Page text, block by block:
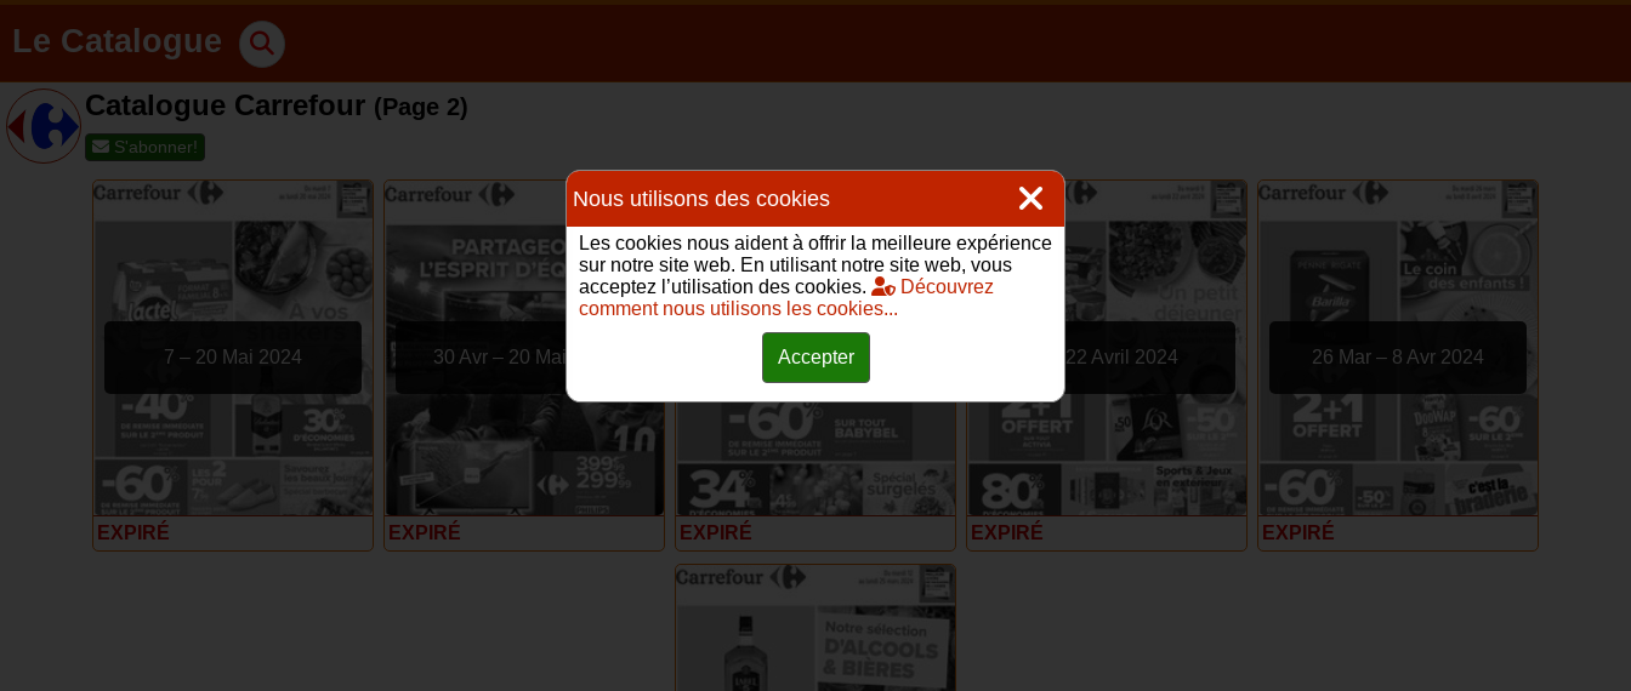
Le Catalogue
Catalogue Carrefour (Page 2)
S'abonner!
7 – 20 Mai 2024
EXPIRÉ
30 Avr – 20 Mai 2024
EXPIRÉ
23 Avr – 6 Mai 2024
EXPIRÉ
9 – 22 Avril 2024
EXPIRÉ
26 Mar – 8 Avr 2024
EXPIRÉ
Nous utilisons des cookies
Les cookies nous aident à offrir la meilleure expérience
sur notre site web. En utilisant notre site web, vous
acceptez l’utilisation des cookies.
Découvrez
comment nous utilisons les cookies...
Accepter